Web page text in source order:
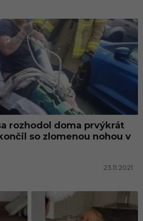
rozhodol doma prvýkrát
so zlomenou nohou v
23.11.2021